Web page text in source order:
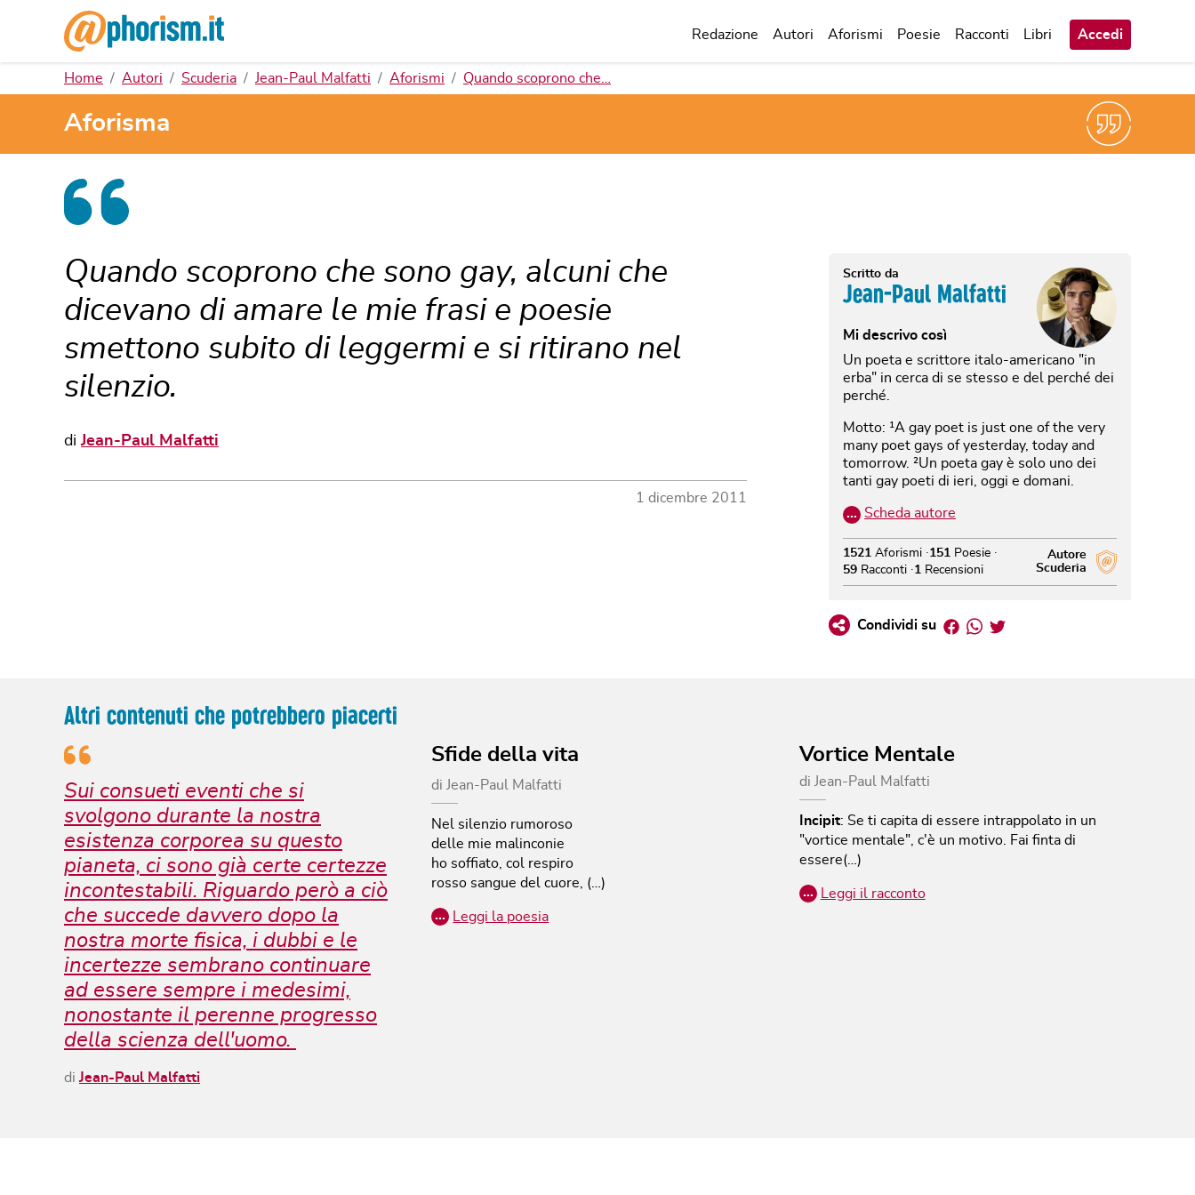
Redazione Autori Aforismi Poesie Racconti Libri Accedi
Home Autori Scuderia Jean-Paul Malfatti Aforismi Quando scoprono che…
Aforisma
Quando scoprono che sono gay, alcuni che
dicevano di amare le mie frasi e poesie
smettono subito di leggermi e si ritirano nel
silenzio.
di Jean-Paul Malfatti
1 dicembre 2011
Scritto da
Jean-Paul Malfatti
Mi descrivo così
Un poeta e scrittore italo-americano "in
erba" in cerca di se stesso e del perché dei
perché.
Motto: ¹A gay poet is just one of the very
many poet gays of yesterday, today and
tomorrow. ²Un poeta gay è solo uno dei
tanti gay poeti di ieri, oggi e domani.
… Scheda autore
Autore
Scuderia
1521 Aforismi 151
Poesie
59 Racconti 1 Recensioni
Condividi su Facebook
Whatsapp
Twitter
Altri contenuti che potrebbero piacerti
Sui consueti eventi che si
svolgono durante la nostra
esistenza corporea su questo
pianeta, ci sono già certe certezze
incontestabili. Riguardo però a ciò
che succede davvero dopo la
nostra morte fisica, i dubbi e le
incertezze sembrano continuare
ad essere sempre i medesimi,
nonostante il perenne progresso
della scienza dell'uomo.
diJean-Paul Malfatti
Sfide della vita
di Jean-Paul Malfatti
Nel silenzio rumoroso
delle mie malinconie
ho soffiato, col respiro
rosso sangue del cuore, (…)
… Leggi la poesia
Vortice Mentale
di Jean-Paul Malfatti
Incipit: Se ti capita di essere intrappolato in un
"vortice mentale", c'è un motivo. Fai finta di
essere(…)
… Leggi il racconto